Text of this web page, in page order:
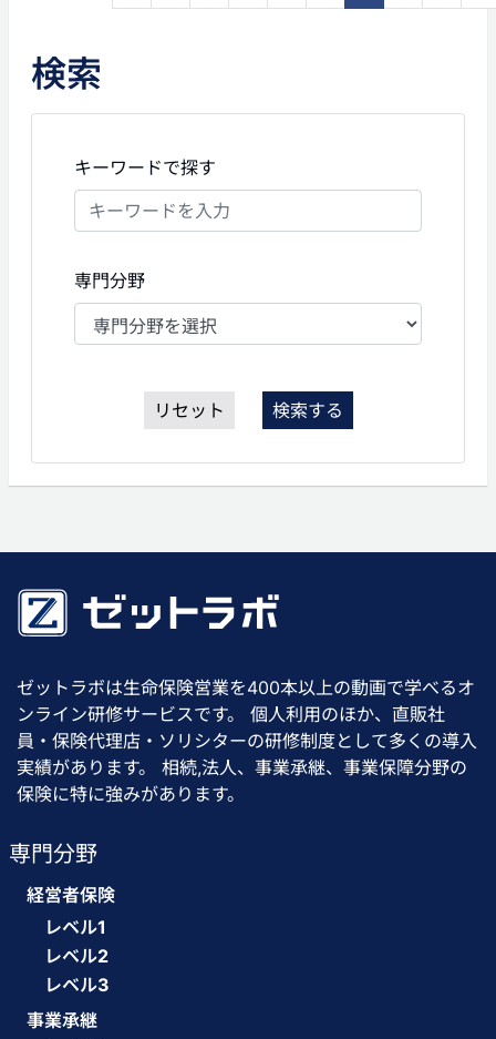
検索
キーワードで探す
専門分野
リセット 検索する
ゼットラボは生命保険営業を400本以上の動画で学べるオ
ンライン研修サービスです。 個人利用のほか、直販社
員・保険代理店・ソリシターの研修制度として多くの導入
実績があります。 相続,法人、事業承継、事業保障分野の
保険に特に強みがあります。
専門分野
経営者保険
レベル1
レベル2
レベル3
事業承継